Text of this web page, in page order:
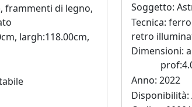
frammenti di legno,
largh:118.00cm,
Soggetto:
Tecnica:
retro
Dimensioni:
Anno: 2022
Disponibilità: